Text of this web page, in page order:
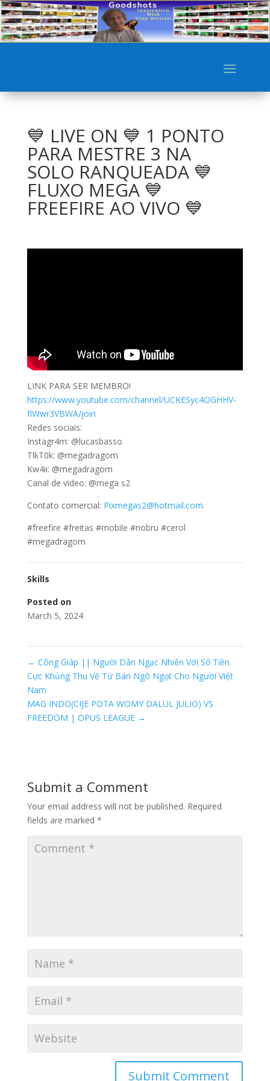
💙 LIVE ON 💙 1 PONTO
PARA MESTRE 3 NA
SOLO RANQUEADA 💙
FLUXO MEGA 💙
FREEFIRE AO VIVO 💙
LINK PARA SER MEMBRO!
https://www.youtube.com/channel/UCKESyc4OGHHV-
flWwr3VBWA/join
Redes sociais:
Instagr4m: @lucasbasso
TlkT0k: @megadragom
Kw4ii: @megadragom
Canal de video: @mega s2
Contato comercial: Pixmegas2@hotmail.com
#freefire #freitas #mobile #nobru #cerol
#megadragom
Skills
Posted on
March 5, 2024
← Công Giáp || Người Dân Ngạc Nhiên Với Số Tiền
Cực Khủng Thu Về Từ Bán Ngô Ngọt Cho Người Việt
Nam
MAG INDO(CIJE POTA WOMY DALUL JULIO) VS
FREEDOM | OPUS LEAGUE →
Submit a Comment
Your email address will not be published. Required
fields are marked *